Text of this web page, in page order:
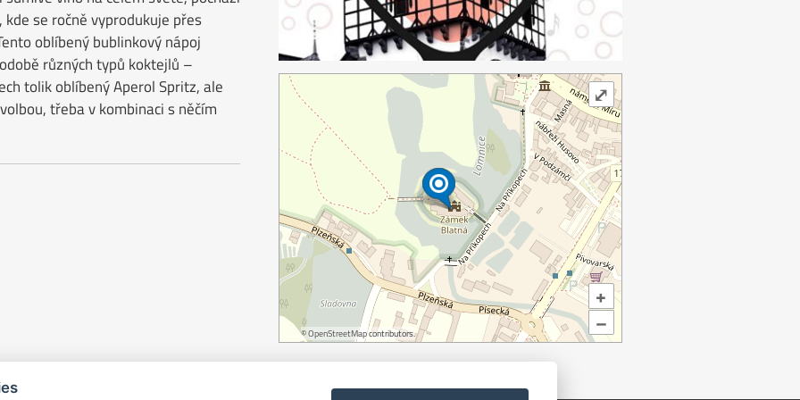
se ročně vyprodukuje přes
oblíbený bublinkový nápoj
různých typů koktejlů –
tolik oblíbený Aperol Spritz, ale
třeba v kombinaci s něčím
+
–
©OpenStreetMapcontributors.
⤢